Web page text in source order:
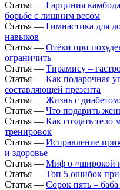
Статья — Гарциния
борьбе с лишним весом
Статья — Гимнастика для
навыков
Статья — Отёки при
ограничить
Статья — Тирамису –
Статья — Как подарочная
составляющей презента
Статья — Жизнь с
Статья — Что подарить
Статья — Как создать
тренировок
Статья — Исправление
и здоровье
Статья — Миф о «широкой
Статья — Топ 5 ошибок при
Статья — Сорок пять – баба